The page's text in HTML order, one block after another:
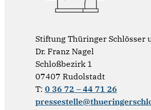
Stiftung Thüringer Schlösser
Dr. Franz Nagel
Schloßbezirk 1
07407 Rudolstadt
T: 0 36 72 – 44 71 26